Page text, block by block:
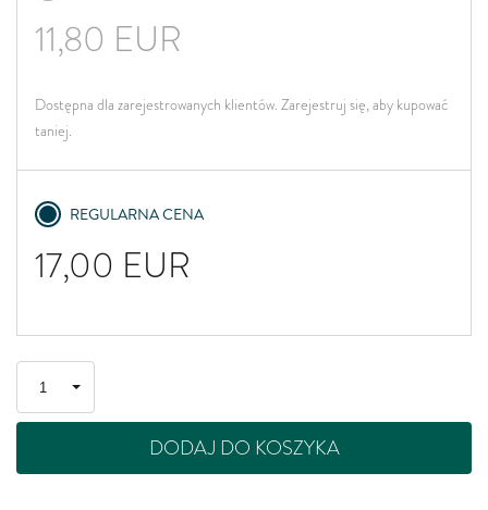
11,80 EUR
Dostępna dla zarejestrowanych klientów. Zarejestruj się, aby kupować
taniej.
REGULARNA CENA
17,00 EUR
DODAJ DO KOSZYKA